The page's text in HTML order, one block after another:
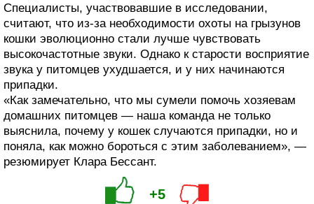
Специалисты, участвовавшие в исследовании,
считают, что из-за необходимости охоты на грызунов
кошки эволюционно стали лучше чувствовать
высокочастотные звуки. Однако к старости восприятие
звука у питомцев ухудшается, и у них начинаются
припадки.
«Как замечательно, что мы сумели помочь хозяевам
домашних питомцев — наша команда не только
выяснила, почему у кошек случаются припадки, но и
поняла, как можно бороться с этим заболеванием», —
резюмирует Клара Бессант.
+5